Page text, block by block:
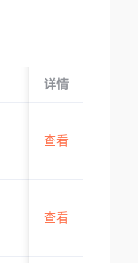
起运国/地区
详情
中国
查看
中国
查看